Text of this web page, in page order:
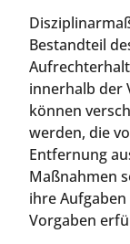
Bestandteil
innerhalb der
können
werden, die
Entfernung
Maßnahmen
ihre
Vorgaben